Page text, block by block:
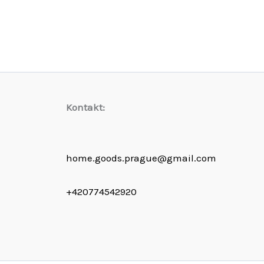
Kontakt:
home.goods.prague@gmail.com
+420774542920